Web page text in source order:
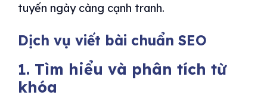
tuyến ngày càng cạnh tranh.
Dịch vụ viết bài chuẩn SEO
1. Tìm hiểu và phân tích từ
khóa